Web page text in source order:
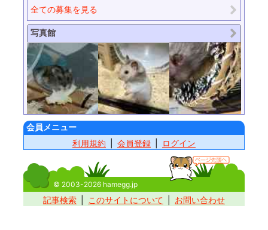
全ての募集を見る
写真館
会員メニュー
利用規約
会員登録 ログイン
© 2003-2026 hamegg.jp
記事検索 このサイトについて お問い合わせ